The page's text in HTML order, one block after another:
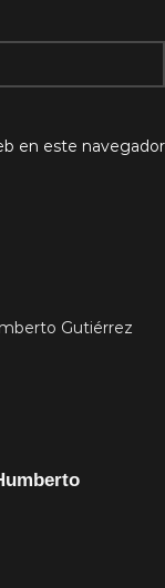
en este navegador